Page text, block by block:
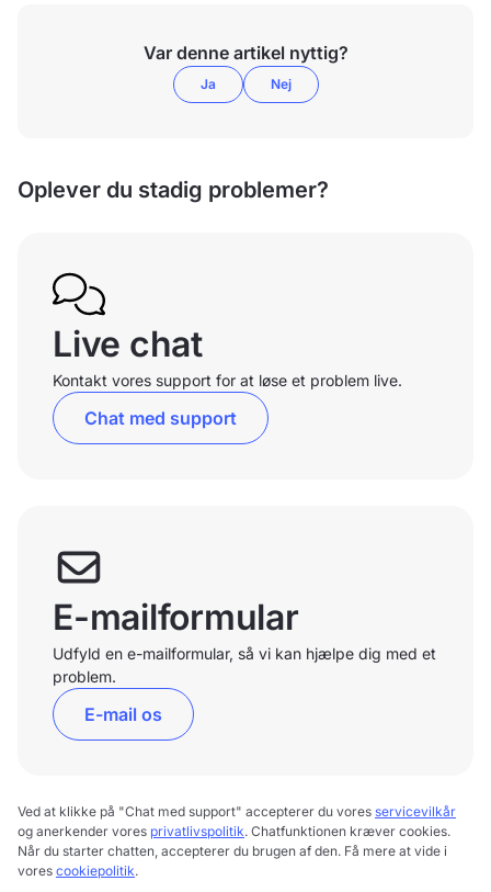
Var denne artikel nyttig?
Ja Nej
Oplever du stadig problemer?
Live chat
Kontakt vores support for at løse et problem live.
Chat med support
E-mailformular
Udfyld en e-mailformular, så vi kan hjælpe dig med et
problem.
E-mail os
Ved at klikke på "Chat med support" accepterer du vores servicevilkår
og anerkender vores privatlivspolitik. Chatfunktionen kræver cookies.
Når du starter chatten, accepterer du brugen af den. Få mere at vide i
vores cookiepolitik.